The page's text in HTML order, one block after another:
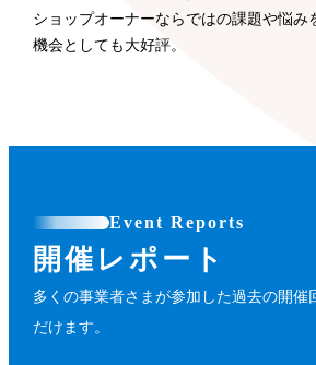
ショップオーナーならではの課題や悩み
機会としても大好評。
Event Reports
開催レポート
多くの事業者さまが参加した過去の開催
だけます。